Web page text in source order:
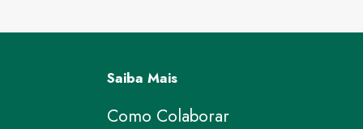
Saiba Mais
Como Colaborar